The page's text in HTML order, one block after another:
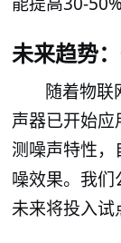
未来趋势
随着物联
声器已开始
测噪声特性，
噪效果。我
未来将投入试